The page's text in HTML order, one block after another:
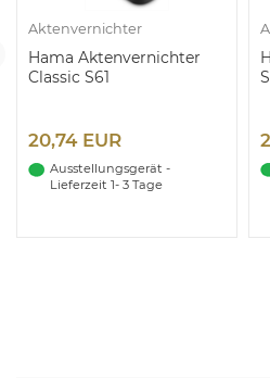
Aktenvernichter
Hama Aktenvernichter
Classic S61
20,74 EUR
Ausstellungsgerät -
Lieferzeit 1- 3 Tage